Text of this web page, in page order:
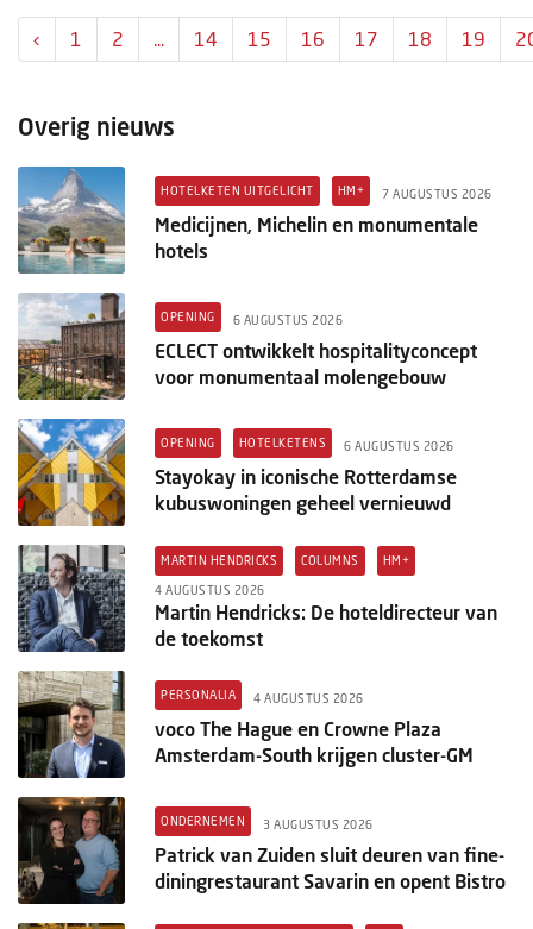
‹ 1 2 ... 14 15 16 17 18 19
Overig nieuws
HOTELKETEN UITGELICHT HM+ 7 AUGUSTUS 2026
Medicijnen, Michelin en monumentale
hotels
OPENING 6 AUGUSTUS 2026
ECLECT ontwikkelt hospitalityconcept
voor monumentaal molengebouw
OPENING HOTELKETENS 6 AUGUSTUS 2026
Stayokay in iconische Rotterdamse
kubuswoningen geheel vernieuwd
MARTIN HENDRICKS COLUMNS HM+
4 AUGUSTUS 2026
Martin Hendricks: De hoteldirecteur van
de toekomst
PERSONALIA 4 AUGUSTUS 2026
voco The Hague en Crowne Plaza
Amsterdam-South krijgen cluster-GM
ONDERNEMEN 3 AUGUSTUS 2026
Patrick van Zuiden sluit deuren van fine-
diningrestaurant Savarin en opent Bistro